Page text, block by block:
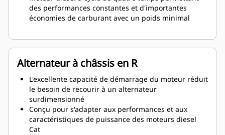
des performances constantes et d'importantes
économies de carburant avec un poids minimal
Alternateur à châssis en R
L'excellente capacité de démarrage du moteur réduit
le besoin de recourir à un alternateur
surdimensionné
Conçu pour s'adapter aux performances et aux
caractéristiques de puissance des moteurs diesel
Cat